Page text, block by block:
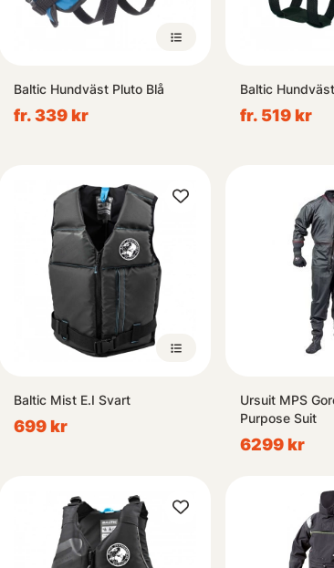
Baltic Hundväst Pluto Blå
fr. 339 kr
Baltic
fr. 519 kr
Baltic Mist E.I Svart
699 kr
Ursuit MPS
Purpose Suit
6299 kr